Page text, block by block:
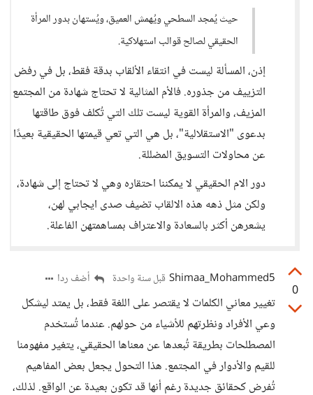
حيث يُمجد السطحي ويُهمش العميق، ويُستهان بدور المرأة
الحقيقي لصالح قوالب استهلاكية.
إذن، المسألة ليست في انتقاء الألقاب بدقة فقط، بل في رفض
التزييف من جذوره. فالأم المثالية لا تحتاج شهادة من المجتمع
المزيف، والمرأة القوية ليست تلك التي تُكلف فوق طاقتها
بدعوى "الاستقلالية"، بل هي التي تعي قيمتها الحقيقية بعيدًا
عن محاولات التسويق المضللة.
دور الام الحقيقي لا يمكننا احتقاره وهي لا تحتاج إلى شهادة،
ولكن مثل ذهه هذه الالقاب تضيف صدى ايجابي لهن،
يشعرهن أكثر بالسعادة والاعتراف بمساهمتهن الفاعلة.
0
Shimaa_Mohammed5 قبل سنة واحدة أضف ردا
تغيير معاني الكلمات لا يقتصر على اللغة فقط، بل يمتد ليشكل
وعي الأفراد ونظرتهم للأشياء من حولهم. عندما تُستخدم
المصطلحات بطريقة تُبعدها عن معناها الحقيقي، يتغير مفهومنا
للقيم والأدوار في المجتمع. هذا التحول يجعل بعض المفاهيم
تُفرض كحقائق جديدة رغم أنها قد تكون بعيدة عن الواقع. لذلك،